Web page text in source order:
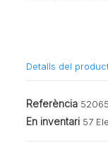
Detalls del
Referència
En inventari 57